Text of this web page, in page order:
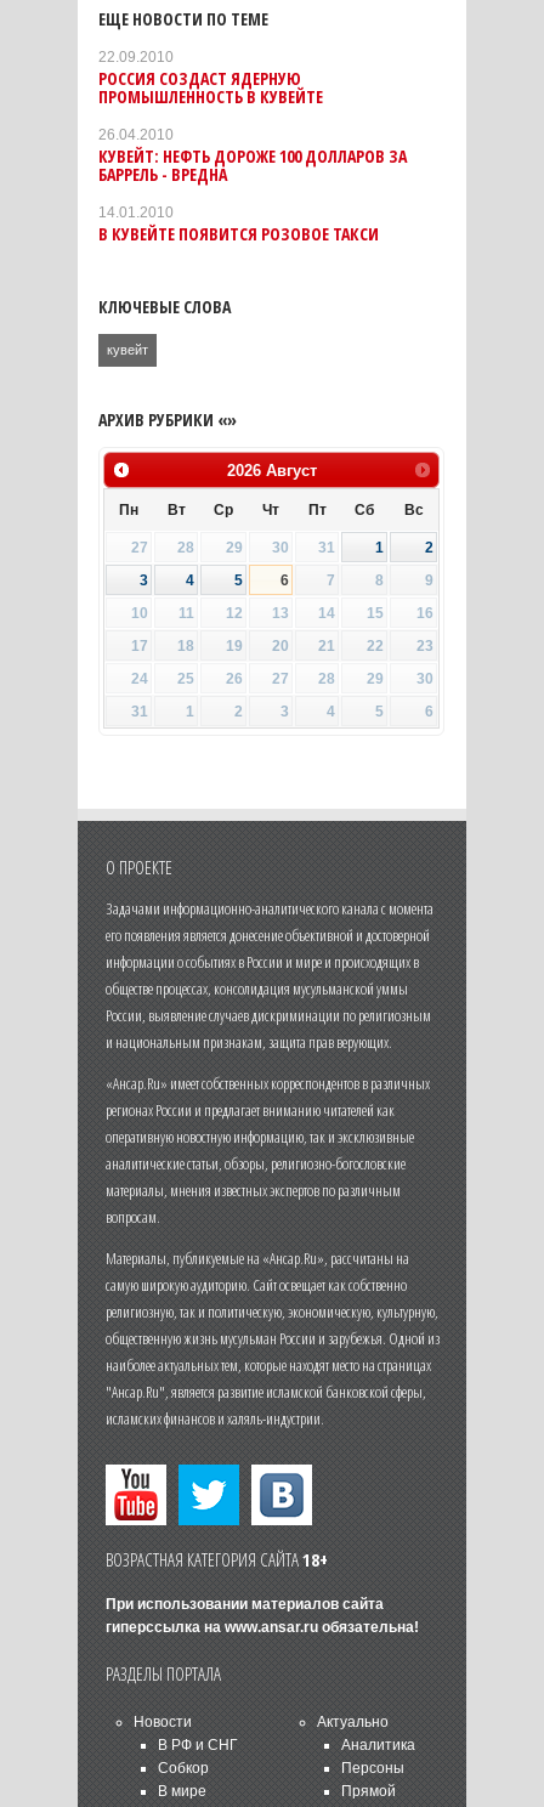
ЕЩЕ НОВОСТИ ПО ТЕМЕ
22.09.2010
РОССИЯ СОЗДАСТ ЯДЕРНУЮ
ПРОМЫШЛЕННОСТЬ В КУВЕЙТЕ
26.04.2010
КУВЕЙТ: НЕФТЬ ДОРОЖЕ 100 ДОЛЛАРОВ ЗА
БАРРЕЛЬ - ВРЕДНА
14.01.2010
В КУВЕЙТЕ ПОЯВИТСЯ РОЗОВОЕ ТАКСИ
КЛЮЧЕВЫЕ СЛОВА
кувейт
АРХИВ РУБРИКИ «»
2026 Август
Пн Вт Ср Чт Пт Сб Вс
27 28 29 30 31 1
2
3
4 5 6 7 8
9
10
11 12 13 14 15
16
17
18 19 20 21 22
23
24
25 26 27 28 29
30
31
1 2 3 4 5 6
О ПРОЕКТЕ
Задачами информационно-аналитического канала с момента
его появления является донесение объективной и достоверной
информации о событиях в России и мире и происходящих в
обществе процессах, консолидация мусульманской уммы
России, выявление случаев дискриминации по религиозным
и национальным признакам, защита прав верующих.
«Ансар.Ru» имеет собственных корреспондентов в различных
регионах России и предлагает вниманию читателей как
оперативную новостную информацию, так и эксклюзивные
аналитические статьи, обзоры, религиозно-богословские
материалы, мнения известных экспертов по различным
вопросам.
Материалы, публикуемые на «Ансар.Ru», рассчитаны на
самую широкую аудиторию. Сайт освещает как собственно
религиозную, так и политическую, экономическую, культурную,
общественную жизнь мусульман России и зарубежья. Одной из
наиболее актуальных тем, которые находят место на страницах
"Ансар.Ru", является развитие исламской банковской сферы,
исламских финансов и халяль-индустрии.
ВОЗРАСТНАЯ КАТЕГОРИЯ САЙТА18+
При использовании материалов сайта
гиперссылка на www.ansar.ruобязательна!
РАЗДЕЛЫ ПОРТАЛА
Новости
В РФ и СНГ
Собкор
В мире
Актуально
Аналитика
Персоны
Прямой